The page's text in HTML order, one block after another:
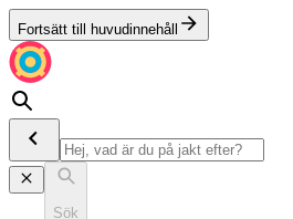
Fortsätt till huvudinnehåll
Sök